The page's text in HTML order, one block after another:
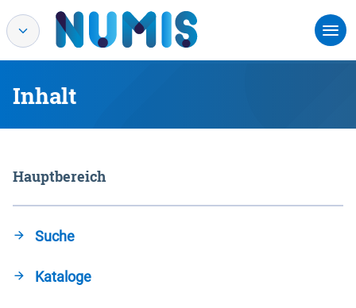
Inhalt
Hauptbereich
Suche
Kataloge